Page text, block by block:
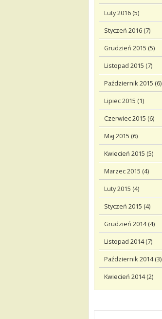
Luty 2016 (5)
Styczeń 2016 (7)
Grudzień 2015 (5)
Listopad 2015 (7)
Październik 2015 (6)
Lipiec 2015 (1)
Czerwiec 2015 (6)
Maj 2015 (6)
Kwiecień 2015 (5)
Marzec 2015 (4)
Luty 2015 (4)
Styczeń 2015 (4)
Grudzień 2014 (4)
Listopad 2014 (7)
Październik 2014 (3)
Kwiecień 2014 (2)